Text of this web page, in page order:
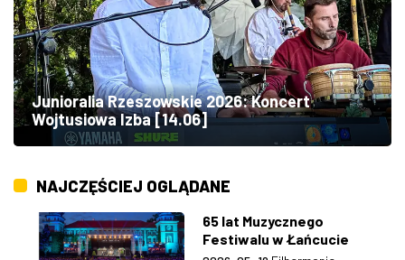
Junioralia Rzeszowskie 2026: Koncert
Wojtusiowa Izba [14.06]
NAJCZĘŚCIEJ OGLĄDANE
65 lat Muzycznego
Festiwalu w Łańcucie